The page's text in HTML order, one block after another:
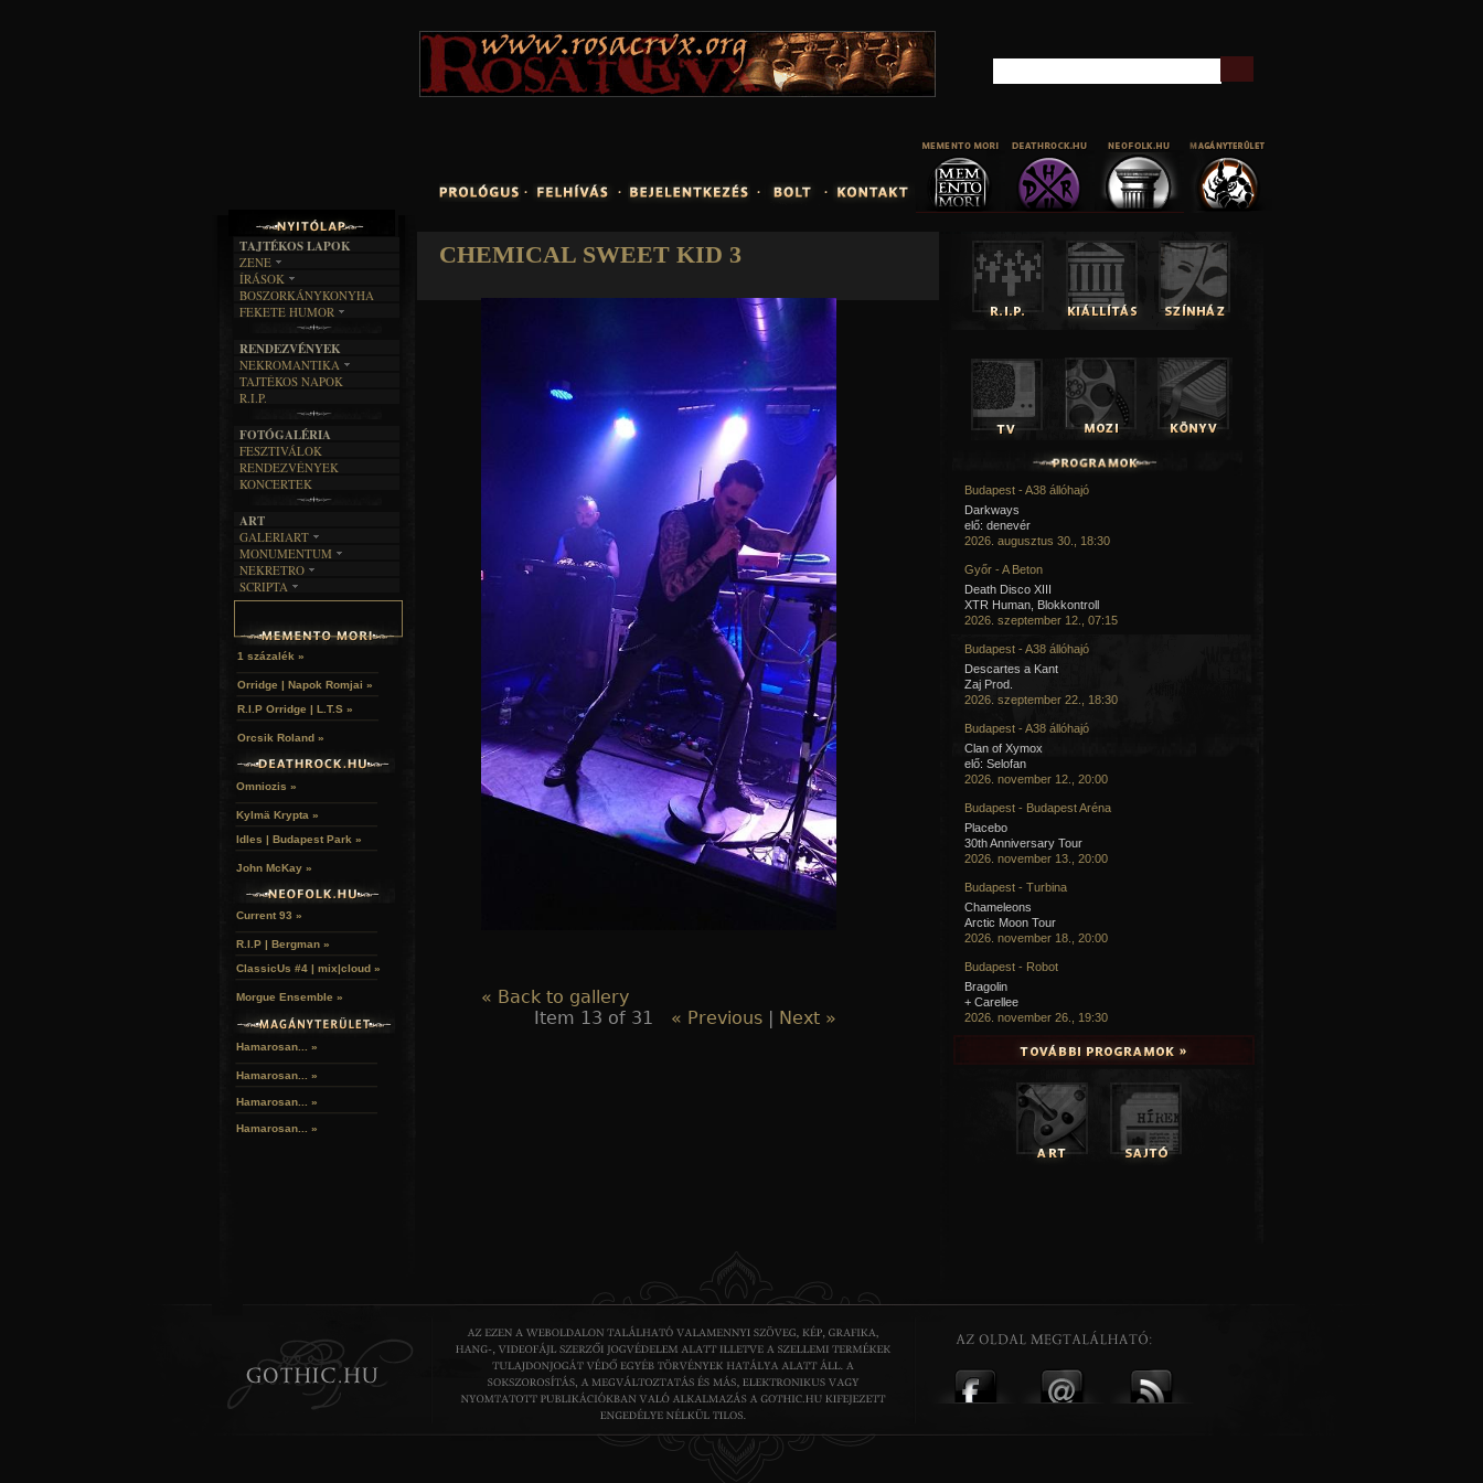
CHEMICAL SWEET KID 3
« Back to gallery
Item 13 of 31
« Previous| Next »
TAJTÉKOS LAPOK
ZENE
EGYÜTTESEK
INTERJÚK
FORDÍTÁSOK
DALSZÖVEGEK
ÍRÁSOK
IRODALOM
FILM
MŰVÉSZET
ÍRÁSTÖRTÉNET
BOSZORKÁNYKONYHA
FEKETE HUMOR
SZÖVEGES
RENDEZVÉNYEK
NEKROMANTIKA
AKTUÁLIS
A MÚLT
TAJTÉKOS NAPOK
R.I.P.
FOTÓGALÉRIA
FESZTIVÁLOK
RENDEZVÉNYEK
KONCERTEK
ART
GALERIART
ARTGALERI
KÉPREGÉNYEK
LAKÁSKULTS
MONUMENTUM
TEMETŐK
TEMPLOMOK
HELYEK
NEKRETRO
SZUBKULT
RELIKVIÁK
SCRIPTA
NOVELLÁK
HALÁLTÁNC
1 százalék »
Orridge | Napok Romjai »
R.I.P Orridge | L.T.S »
Orcsik Roland »
Omniozis »
Kylmä Krypta »
Idles | Budapest Park »
John McKay »
Current 93 »
R.I.P | Bergman »
ClassicUs #4 | mix|cloud »
Morgue Ensemble »
Hamarosan... »
Hamarosan... »
Hamarosan... »
Hamarosan... »
Budapest - A38 állóhajó
Darkways
elő: denevér
2026. augusztus 30., 18:30
Győr - A Beton
Death Disco XIII
XTR Human, Blokkontroll
2026. szeptember 12., 07:15
Budapest - A38 állóhajó
Descartes a Kant
Zaj Prod.
2026. szeptember 22., 18:30
Budapest - A38 állóhajó
Clan of Xymox
elő: Selofan
2026. november 12., 20:00
Budapest - Budapest Aréna
Placebo
30th Anniversary Tour
2026. november 13., 20:00
Budapest - Turbina
Chameleons
Arctic Moon Tour
2026. november 18., 20:00
Budapest - Robot
Bragolin
+ Carellee
2026. november 26., 19:30